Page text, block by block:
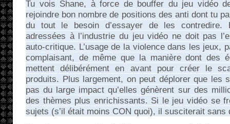
Tu vois Shane, à force de bouffer du jeu vidéo
rejoindre bon nombre de positions des anti dont tu
du tout le besoin d’essayer de les contredire.
adressées à l’industrie du jeu vidéo ne doit pas
auto-critique. L’usage de la violence dans les jeux,
complaisant, de même que la manière dont des
mettent délibérément en avant pour créer le
produits. Plus largement, on peut déplorer que les
pas du large impact qu’elles génèrent sur des
des thèmes plus enrichissants. Si le jeu vidéo se
sujets (s’il était moins CON quoi), il susciterait sans